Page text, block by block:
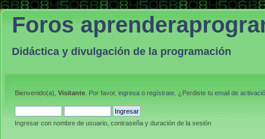
Foros
Didáctica y divulgación de la programación
Bienvenido(a), Visitante . Por favor, ingresa o regístrate . ¿Perdiste tu email de
Ingresar con nombre de usuario, contraseña y duración de la sesión